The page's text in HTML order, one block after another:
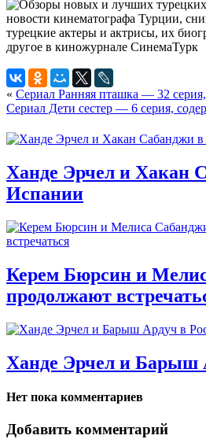
« Сериал Ранняя пташка — 32
Сериал Дети сестер — 6 серия,
Ханде Эрчел и Хакан
Испании
Керем Бюрсин и
продолжают
Ханде Эрчел и Барыш
Нет пока комментариев
Добавить комментарий